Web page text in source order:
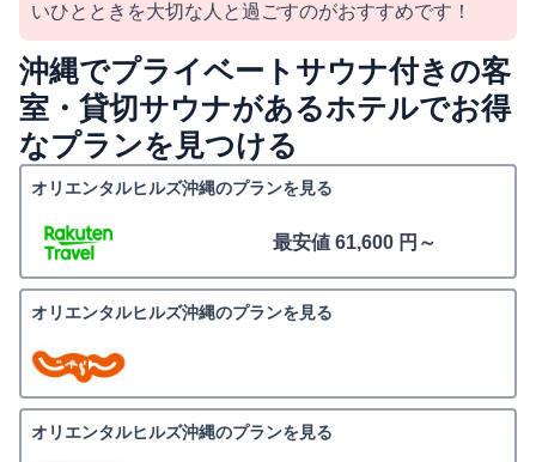
いひとときを大切な人と過ごすのがおすすめです！
沖縄でプライベートサウナ付きの客
室・貸切サウナがあるホテルでお得
なプランを見つける
オリエンタルヒルズ沖縄のプランを見る
最安値 61,600 円～
オリエンタルヒルズ沖縄のプランを見る
オリエンタルヒルズ沖縄のプランを見る